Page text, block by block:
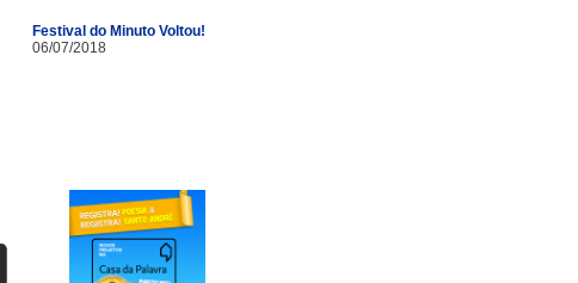
Festival do Minuto Voltou!
06/07/2018